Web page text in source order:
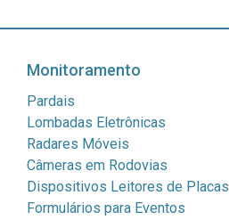
Monitoramento
Pardais
Lombadas Eletrônicas
Radares Móveis
Câmeras em Rodovias
Dispositivos Leitores de Placas
Formulários para Eventos